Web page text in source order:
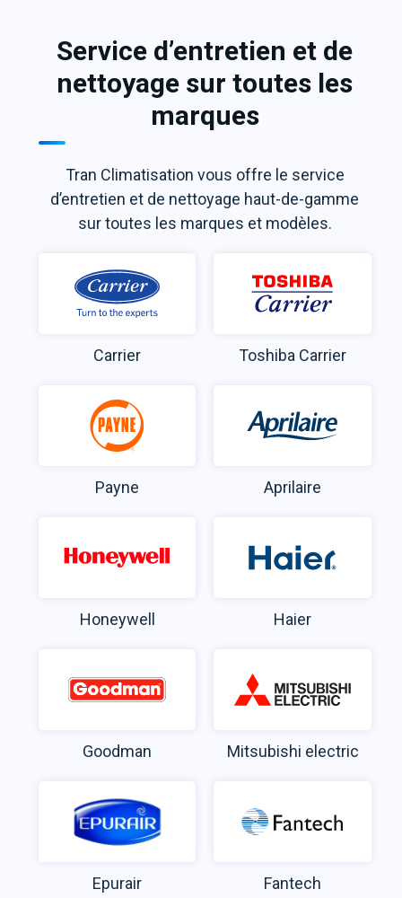
Service d’entretien et de
nettoyage sur toutes les
marques
Tran Climatisation vous offre le service
d’entretien et de nettoyage haut-de-gamme
sur toutes les marques et modèles.
Carrier Toshiba Carrier
Payne Aprilaire
Honeywell Haier
Goodman Mitsubishi electric
Epurair Fantech